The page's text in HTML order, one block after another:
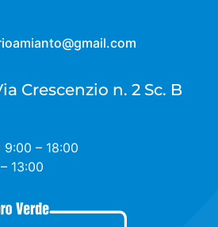
Crescenzio n. 2 Sc. B
9:00 – 18:00
13:00